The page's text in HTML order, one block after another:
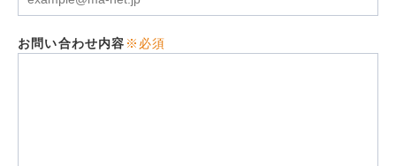
お問い合わせ内容 ※必須